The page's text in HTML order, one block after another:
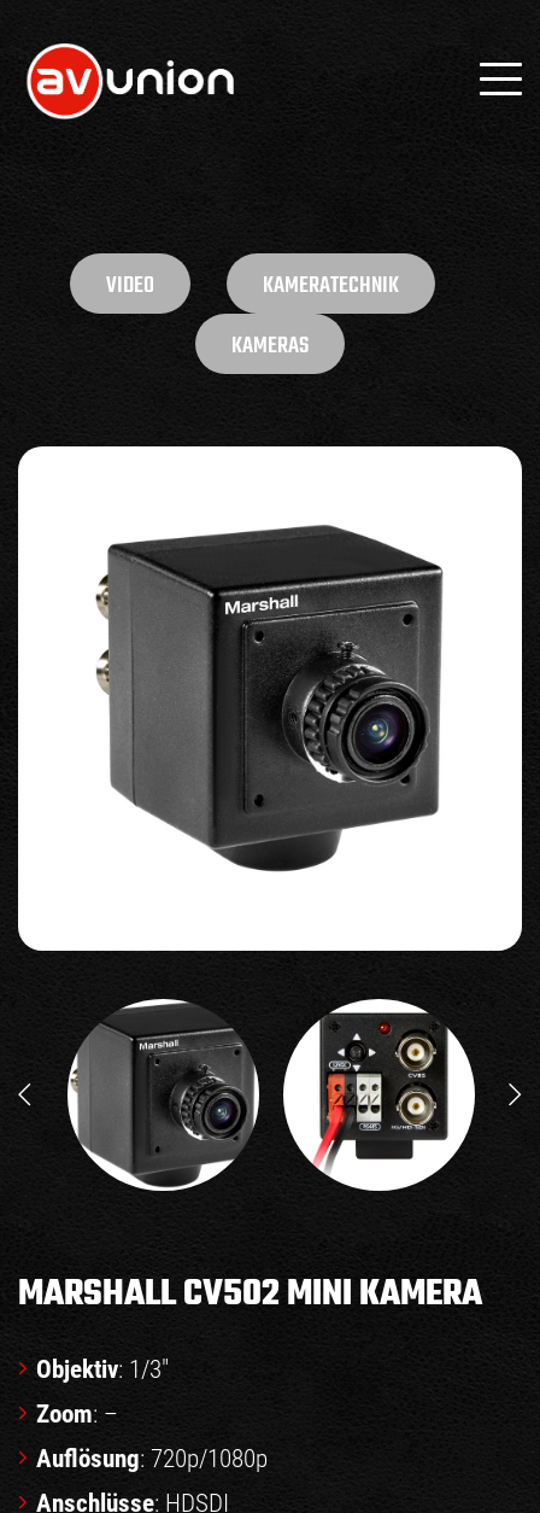
VIDEO
KAMERATECHNIK
KAMERAS
MARSHALL CV502 MINI KAMERA
Objektiv: 1/3″
Zoom: –
Auflösung: 720p/1080p
Anschlüsse: HDSDI